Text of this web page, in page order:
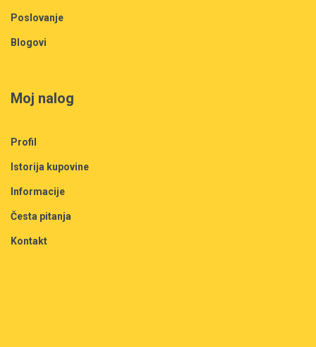
Poslovanje
Blogovi
Moj nalog
Profil
Istorija kupovine
Informacije
Česta pitanja
Kontakt